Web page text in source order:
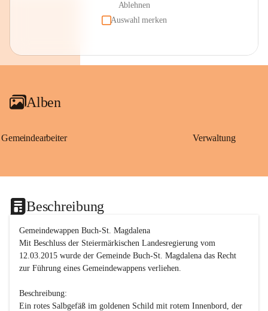
Ablehnen
Auswahl merken
Alben
Gemeindearbeiter Verwaltung
Beschreibung
Gemeindewappen Buch-St. Magdalena
Mit Beschluss der Steiermärkischen Landesregierung vom
12.03.2015 wurde der Gemeinde Buch-St. Magdalena das Recht
zur Führung eines Gemeindewappens verliehen.
Beschreibung:
Ein rotes Salbgefäß im goldenen Schild mit rotem Innenbord, der